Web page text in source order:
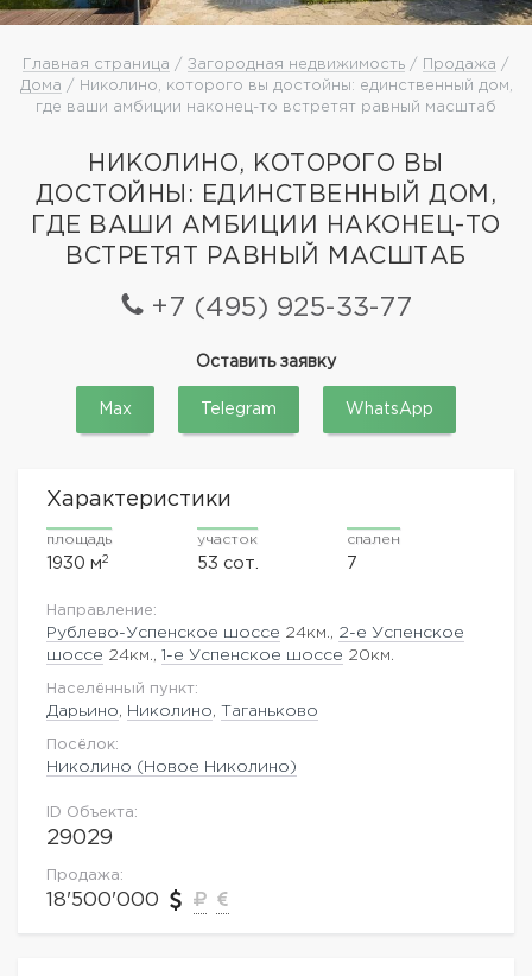
Главная страница / Загородная недвижимость / Продажа /
Дома / Николино, которого вы достойны: единственный дом,
где ваши амбиции наконец-то встретят равный масштаб
НИКОЛИНО, КОТОРОГО ВЫ
ДОСТОЙНЫ: ЕДИНСТВЕННЫЙ ДОМ,
ГДЕ ВАШИ АМБИЦИИ НАКОНЕЦ-ТО
ВСТРЕТЯТ РАВНЫЙ МАСШТАБ
+7 (495) 925-33-77
Оставить заявку
Max Telegram WhatsApp
Характеристики
площадь
1930 м2
участок
53 сот.
спален
7
Направление:
Рублево-Успенское шоссе 24км., 2-е Успенское
шоссе 24км., 1-е Успенское шоссе 20км.
Населённый пункт:
Дарьино Николино Таганьково
Посёлок:
Николино (Новое Николино)
ID Объекта:
29029
Продажа:
18'500'000